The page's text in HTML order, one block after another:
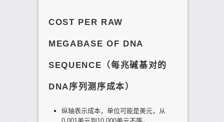
COST PER RAW
MEGABASE OF DNA
SEQUENCE（每兆碱基对的
DNA序列测序成本）
纵轴表示成本，单位可能是美元，从